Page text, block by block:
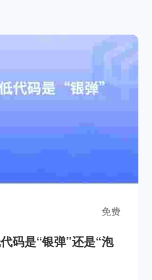
免费
码是“银弹”还是“泡